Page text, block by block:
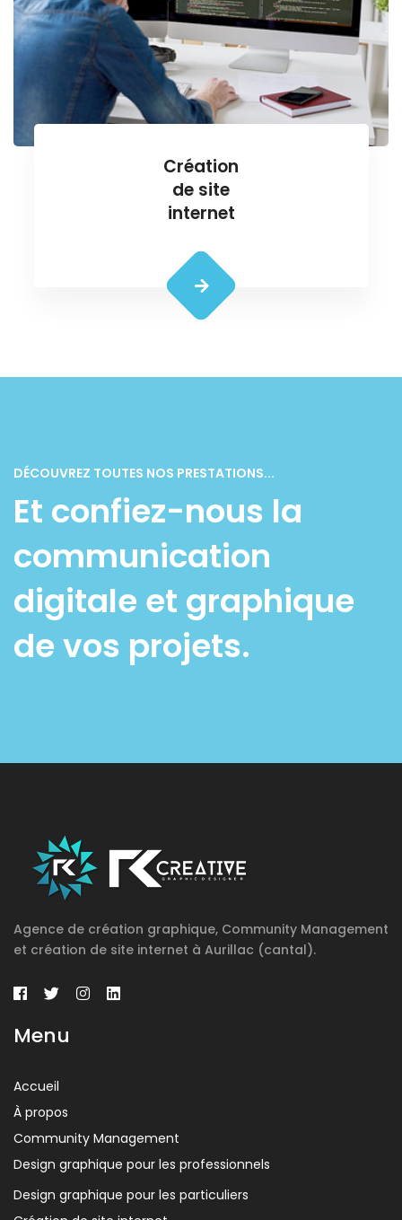
Création
de site
internet
DÉCOUVREZ TOUTES NOS PRESTATIONS...
Et confiez-nous la
communication
digitale et graphique
de vos projets.
Agence de création graphique, Community Management
et création de site internet à Aurillac (cantal).
Menu
Accueil
À propos
Community Management
Design graphique pour les professionnels
Design graphique pour les particuliers